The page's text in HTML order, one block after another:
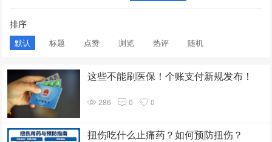
排序
默认 标题 点赞 浏览 热评 随机
这些不能刷医保！个账支付新规发布！
286 0 0
扭伤吃什么止痛药？如何预防扭伤？